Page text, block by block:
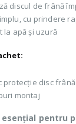
discul de frână
cu prindere
la apă și uzură
protecție disc
montaj
esențial pentru